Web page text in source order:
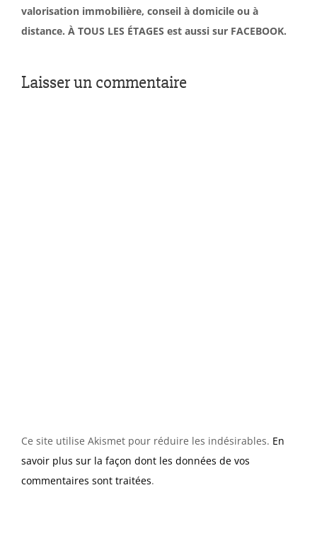
valorisation immobilière, conseil à domicile ou à
distance. À TOUS LES ÉTAGES est aussi sur FACEBOOK.
Laisser un commentaire
Ce site utilise Akismet pour réduire les indésirables. En
savoir plus sur la façon dont les données de vos
commentaires sont traitées.